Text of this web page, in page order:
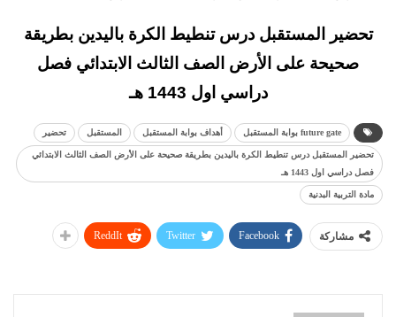
تحضير المستقبل درس تنطيط الكرة باليدين بطريقة
صحيحة على الأرض الصف الثالث الابتدائي فصل
دراسي اول 1443 هـ
future gate بوابة المستقبل أهداف بوابة المستقبل المستقبل تحضير
تحضير المستقبل درس تنطيط الكرة باليدين بطريقة صحيحة على الأرض الصف الثالث الابتدائي
فصل دراسي اول 1443 هـ
مادة التربية البدنية
مشاركة Facebook
Twitter
ReddIt